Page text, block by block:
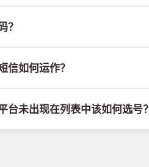
尝试
号码
IP地址
？
信如何运作？
台未出现在列表中该如何选号？